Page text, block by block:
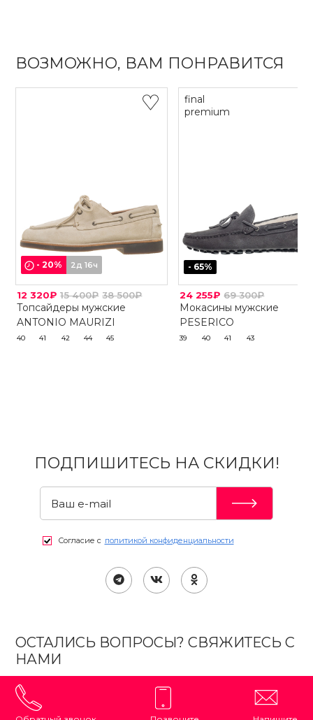
ВОЗМОЖНО, ВАМ ПОНРАВИТСЯ
-20% 2д 16ч
12 320₽ 15 400₽ 38 500₽
Топсайдеры мужские
ANTONIO MAURIZI
40 41 42 44 45
final
premium
- 65%
24 255₽ 69 300₽
Мокасины мужские
PESERICO
39 40 41 43
ПОДПИШИТЕСЬ НА СКИДКИ!
Согласие с политикой конфиденциальности
ОСТАЛИСЬ ВОПРОСЫ? СВЯЖИТЕСЬ С
НАМИ